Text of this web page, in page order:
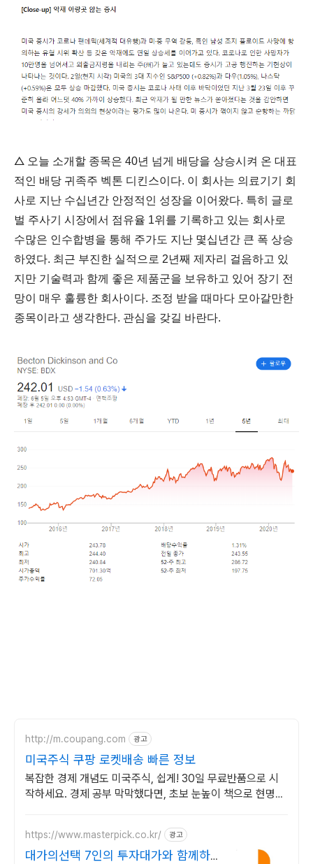
△ 오늘 소개할 종목은 40년 넘게 배당을 상승시켜 온 대표
적인 배당 귀족주 벡톤 디킨스이다. 이 회사는 의료기기 회
사로 지난 수십년간 안정적인 성장을 이어왔다. 특히 글로
벌 주사기 시장에서 점유율 1위를 기록하고 있는 회사로
수많은 인수합병을 통해 주가도 지난 몇십년간 큰 폭 상승
하였다. 최근 부진한 실적으로 2년째 제자리 걸음하고 있
지만 기술력과 함께 좋은 제품군을 보유하고 있어 장기 전
망이 매우 훌륭한 회사이다. 조정 받을 때마다 모아갈만한
종목이라고 생각한다. 관심을 갖길 바란다.
http://m.coupang.com 광고
미국주식 쿠팡 로켓배송 빠른 정보
복잡한 경제 개념도 미국주식, 쉽게! 30일 무료반품으로 시
작하세요. 경제 공부 막막했다면, 초보 눈높이 책으로 현명한
https://www.masterpick.co.kr/ 광고
대가의선택 7인의 투자대가와 함께하